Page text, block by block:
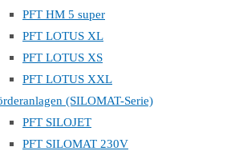
PFT HM 5 super
PFT LOTUS XL
PFT LOTUS XS
PFT LOTUS XXL
(SILOMAT-Serie)
PFT SILOJET
PFT SILOMAT 230V